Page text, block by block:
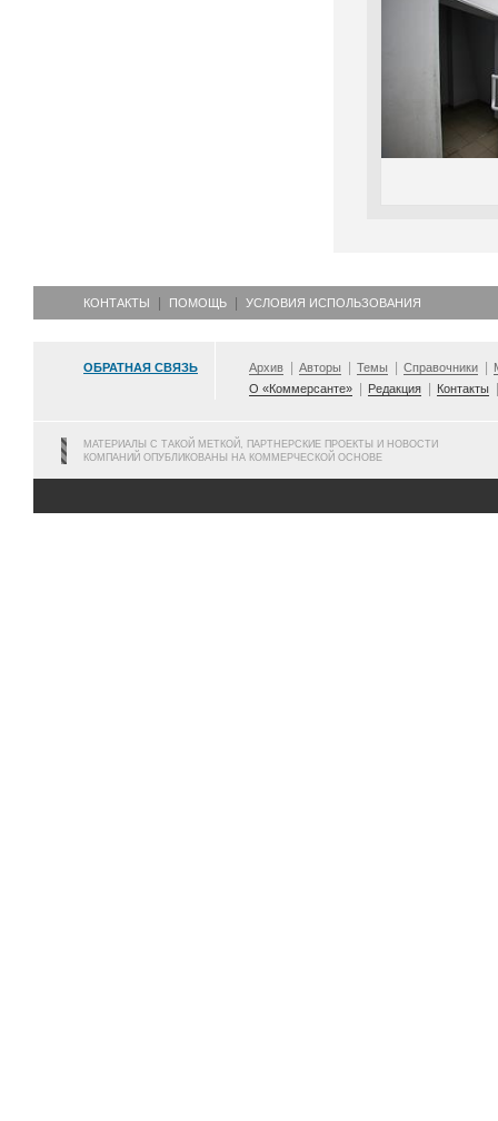
КОНТАКТЫ ПОМОЩЬ УСЛОВИЯ ИСПОЛЬЗОВАНИЯ
ОБРАТНАЯ СВЯЗЬ Архив Авторы Темы Справочники
О «Коммерсанте»
Редакция Контакты
МАТЕРИАЛЫ С ТАКОЙ МЕТКОЙ, ПАРТНЕРСКИЕ ПРОЕКТЫ И НОВОСТИ
КОМПАНИЙ ОПУБЛИКОВАНЫ НА КОММЕРЧЕСКОЙ ОСНОВЕ